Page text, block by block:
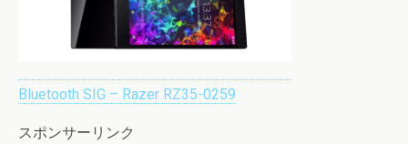
Bluetooth SIG – Razer RZ35-0259
スポンサーリンク